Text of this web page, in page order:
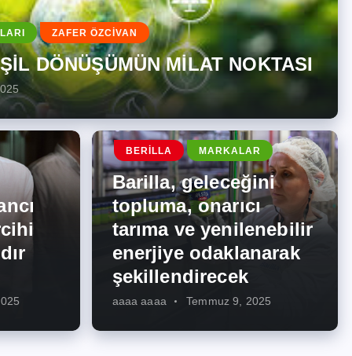
ZAFER ÖZCİVAN
DÖNÜŞÜMÜN MİLAT NOKTASI
BERILLA MARKALAR
Barilla, geleceğini
topluma, onarıcı
tarıma ve yenilenebilir
enerjiye odaklanarak
şekillendirecek
aaaa aaaa Temmuz 9, 2025